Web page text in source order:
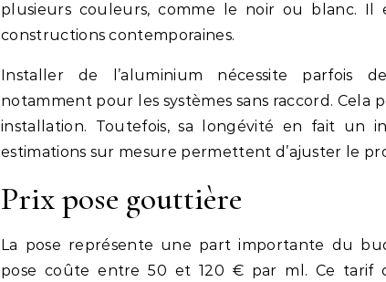
plusieurs couleurs, comme le noir ou blanc. Il
constructions contemporaines.
Installer de l’aluminium nécessite parfois
notamment pour les systèmes sans raccord. Cela
installation. Toutefois, sa longévité en fait un
estimations sur mesure permettent d’ajuster le
Prix pose gouttière
La pose représente une part importante du
pose coûte entre 50 et 120 € par ml. Ce tarif